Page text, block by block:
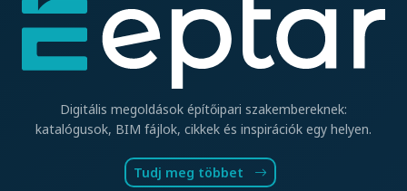
Digitális megoldások építőipari szakembereknek:
katalógusok, BIM fájlok, cikkek és inspirációk egy helyen.
Tudj meg többet